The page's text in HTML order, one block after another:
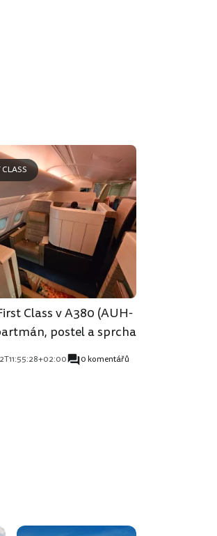
CLASS
Class v A380 (AUH-
postel a sprcha
0 komentářů